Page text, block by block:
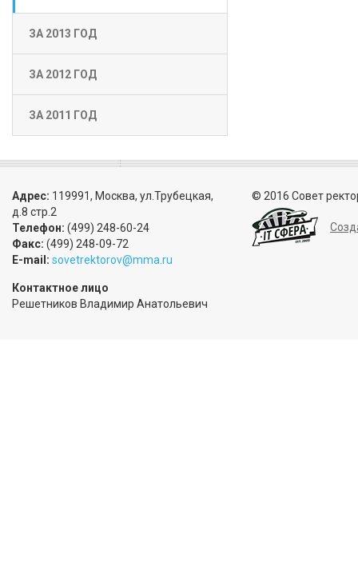
ЗА 2013 ГОД
ЗА 2012 ГОД
ЗА 2011 ГОД
Адрес: 119991, Москва, ул.Трубецкая,
д.8 стр.2
Телефон: (499) 248-60-24
Факс: (499) 248-09-72
E-mail: sovetrektorov@mma.ru
Контактное лицо
Решетников Владимир Анатольевич
© 2016 Совет